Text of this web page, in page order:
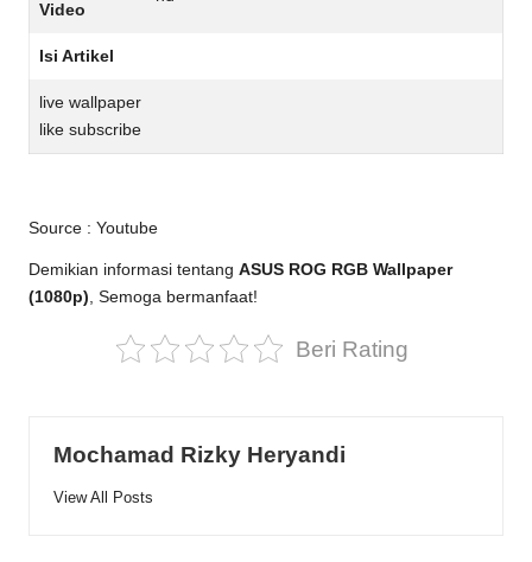
Video
Isi Artikel
live wallpaper
like subscribe
Source : Youtube
Demikian informasi tentang ASUS ROG RGB Wallpaper
(1080p) , Semoga bermanfaat!
Beri Rating
Mochamad Rizky Heryandi
View All Posts